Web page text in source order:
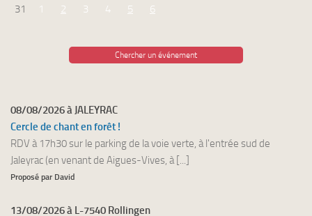
31
1 2 3 4 5 6
Chercher un événement
08/08/2026 à JALEYRAC
Cercle de chant en forêt !
RDV à 17h30 sur le parking de la voie verte, à l'entrée sud de
Jaleyrac (en venant de Aigues-Vives, à [...]
Proposé par David
13/08/2026 à L-7540 Rollingen